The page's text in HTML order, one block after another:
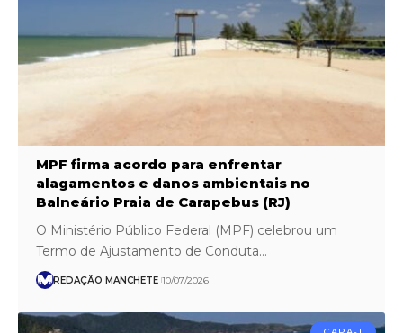
MPF firma acordo para enfrentar
alagamentos e danos ambientais no
Balneário Praia de Carapebus (RJ)
O Ministério Público Federal (MPF) celebrou um
Termo de Ajustamento de Conduta…
REDAÇÃO MANCHETE 10/07/2026